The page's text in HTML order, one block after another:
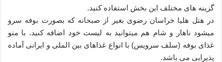
گزینه های مختلف این بخش استفاده کنید.
در هتل هلیا خراسان رضوی بغیر از صبحانه که بصورت بوفه سرو
میشود ناهار و شام هم میتوانید به لیست خود اضافه کنید. با منو
غذای بوفه (سلف سرویس) با انواع غذاهای بین الملی و ایرانی آماده
پذیرایی می باشد.